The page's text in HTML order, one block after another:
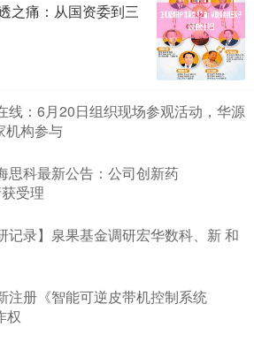
之痛：从国资委到三
线：6月20日组织现场参观活动，华源
机构参与
思科最新公告：公司创新药
受理
记录】泉果基金调研宏华数科、新 和
注册《智能可逆皮带机控制系统
权